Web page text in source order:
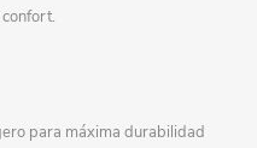
para máxima durabilidad